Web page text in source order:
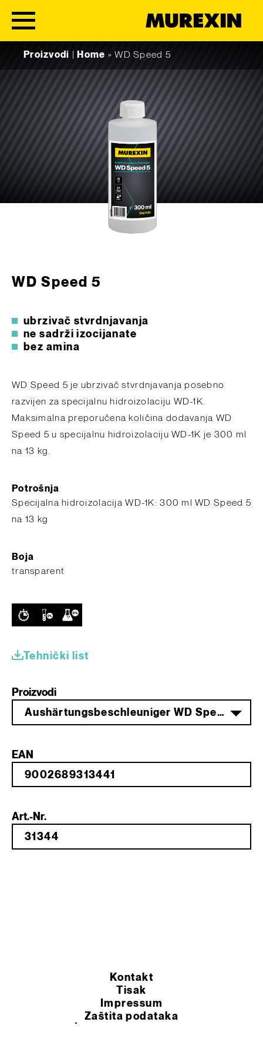
Proizvodi
Home »WD Speed 5
WD Speed 5
ubrzivač stvrdnjavanja
ne sadrži izocijanate
bez amina
WD Speed ​​​​5 je ubrzivač stvrdnjavanja posebno
razvijen za specijalnu hidroizolaciju WD-1K.
Maksimalna preporučena količina dodavanja WD
Speed ​​​​5 u specijalnu hidroizolaciju WD-1K je 300 ml
na 13 kg.
Potrošnja
Specijalna hidroizolacija WD-1K: 300 ml WD Speed 5
na 13 kg
Boja
transparent
Tehnički list
Proizvodi
Aushärtungsbeschleuniger WD Speed 5 300 ml
EAN
Art.-Nr.
Kontakt
Tisak
Impressum
Zaštita podataka